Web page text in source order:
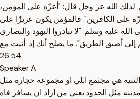
لذلك الله عز وجل قال: "أعزّه على المؤمن،
على الكافرين". فالمؤمن يكون عزيزًا على
عليه وسلم: "لا تبادروا اليهود والنصارى
26:54
Speaker A
هي مجتمع اللي او مجموعه حجاره مثل
مثل الحدود يعني من اراد ان يسافر فاه